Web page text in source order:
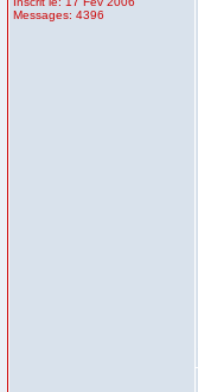
Messages: 4396